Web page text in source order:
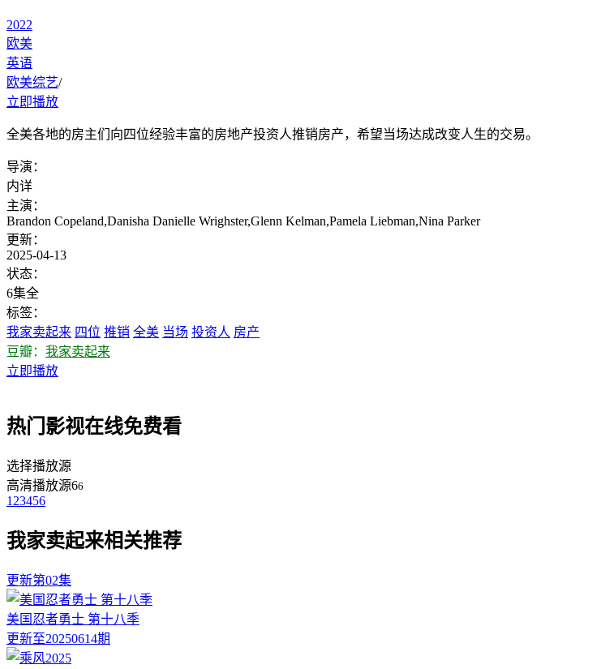
2022
欧美
英语
欧美综艺/
立即播放
全美各地的房主们向四位经验丰富的房地产投资人推销房产，希望当场达成改变人生的交易。
导演：
内详
主演：
Brandon Copeland,Danisha Danielle Wrighster,Glenn Kelman,Pamela Liebman,Nina Parker
更新：
2025-04-13
状态：
6集全
标签：
我家卖起来 四位 推销 全美 当场 投资人 房产
豆瓣： 我家卖起来
立即播放
热门影视在线免费看
选择播放源
高清播放源66
1 23456
我家卖起来相关推荐
更新第02集
美国忍者勇士 第十八季
更新至20250614期